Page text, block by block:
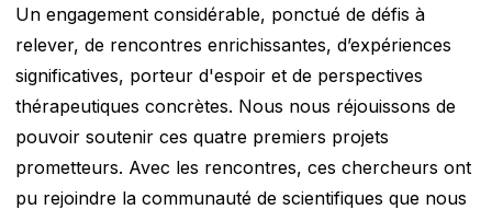
Un engagement considérable, ponctué de défis à
relever, de rencontres enrichissantes, d’expériences
significatives, porteur d'espoir et de perspectives
thérapeutiques concrètes. Nous nous réjouissons de
pouvoir soutenir ces quatre premiers projets
prometteurs. Avec les rencontres, ces chercheurs ont
pu rejoindre la communauté de scientifiques que nous